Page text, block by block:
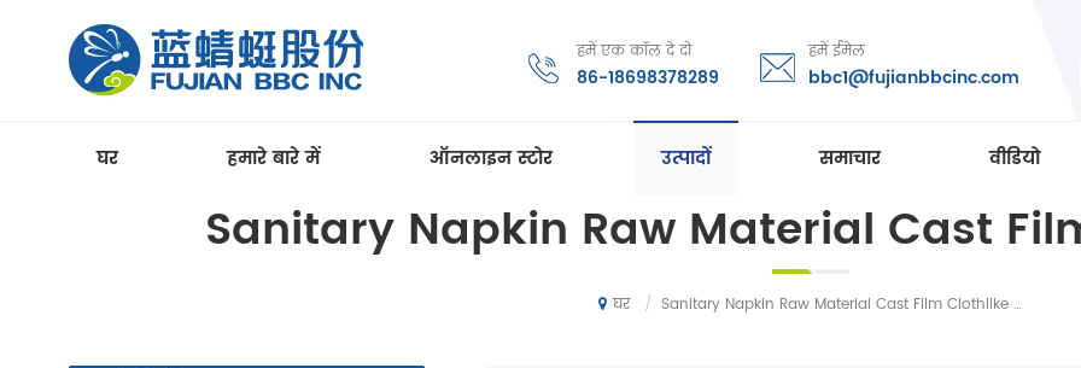
हमें एक कॉल दे दो
86-18698378289
हमें ईमेल
bbc1@fujianbbcinc.com
घर हमारे बारे में ऑनलाइन स्टोर उत्पादों समाचार वीडियो
Sanitary Napkin Raw Material Cast
घर / Sanitary Napkin Raw Material Cast Film Clothlike Film